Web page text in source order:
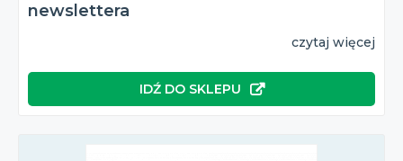
newslettera
czytaj więcej
IDŹ DO SKLEPU